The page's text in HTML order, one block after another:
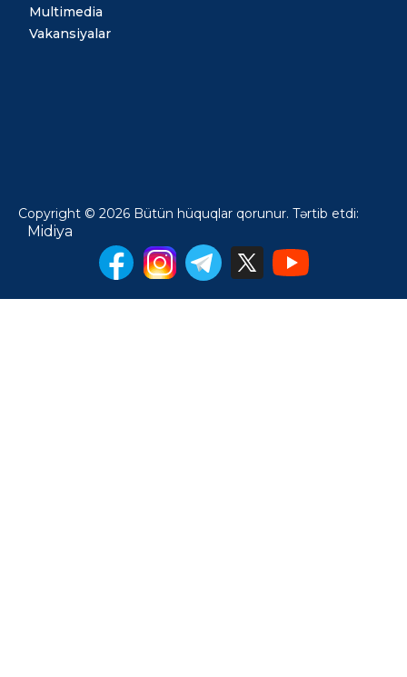
Multimedia
Vakansiyalar
Copyright © 2026 Bütün hüquqlar qorunur. Tərtib etdi:
Midiya